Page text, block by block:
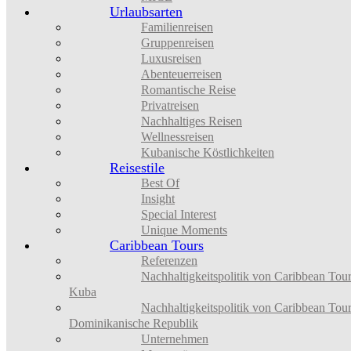
Urlaubsarten
Familienreisen
Gruppenreisen
Luxusreisen
Abenteuerreisen
Romantische Reise
Privatreisen
Nachhaltiges Reisen
Wellnessreisen
Kubanische Köstlichkeiten
Reisestile
Best Of
Insight
Special Interest
Unique Moments
Caribbean Tours
Referenzen
Nachhaltigkeitspolitik von Caribbean
Kuba
Nachhaltigkeitspolitik von Caribbean
Dominikanische Republik
Unternehmen